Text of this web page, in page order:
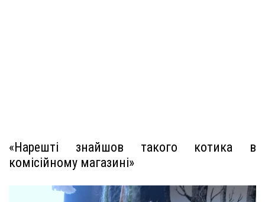
«Нарешті знайшов такого котика в
комісійному магазині»